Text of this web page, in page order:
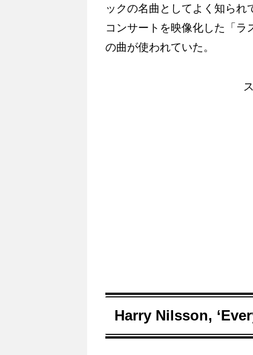
ックの名曲としてよく知ら
コンサートを映像化した「ラ
の曲が使われていた。
Harry Nilsson,